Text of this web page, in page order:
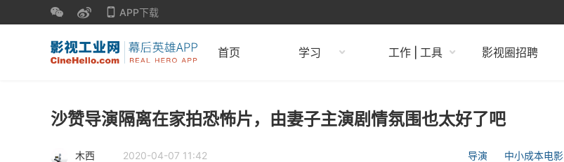
APP下载
首页 学习 工作 | 工具 影视圈招聘
沙赞导演隔离在家拍恐怖片，由妻子主演剧情氛围也太好了吧
木西 2020-04-07 11:42 导演 中小成本电影